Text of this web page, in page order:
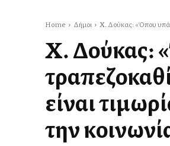
Home Δήμοι Χ. Δούκας: «Όπου
Χ. Δούκας:
είναι
την